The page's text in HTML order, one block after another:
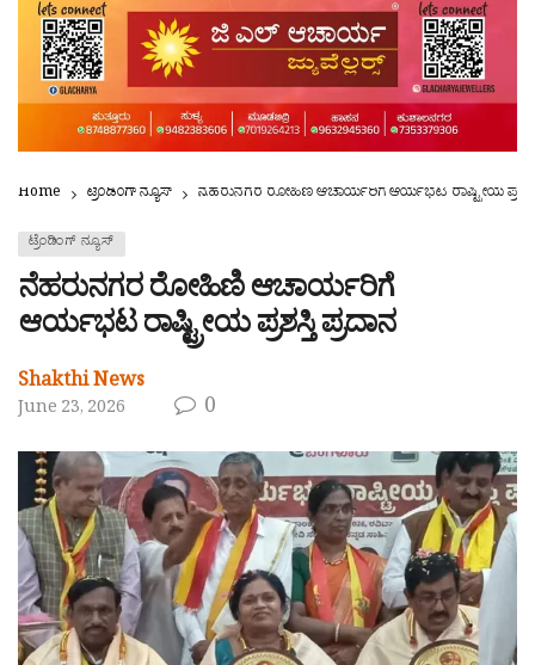
Home ಟ್ರೆಂಡಿಂಗ್ ನ್ಯೂಸ್ ನೆಹರುನಗರ ರೋಹಿಣಿ ಆಚಾರ್ಯರಿಗೆ ಆರ್ಯಭಟ ರಾಷ್ಟ್ರೀಯ ಪ್ರಶಸ್ತಿ
ಟ್ರೆಂಡಿಂಗ್ ನ್ಯೂಸ್
ನೆಹರುನಗರ ರೋಹಿಣಿ ಆಚಾರ್ಯರಿಗೆ
ಆರ್ಯಭಟ ರಾಷ್ಟ್ರೀಯ ಪ್ರಶಸ್ತಿ ಪ್ರದಾನ
Shakthi News
June 23, 2026 0